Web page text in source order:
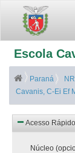
Escola
Paraná
Cavanis, C-Ei Ef
Acesso Rápido
Núcleo